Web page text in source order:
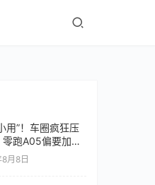
用”！车圈疯狂压
零跑A05偏要加价
月8日